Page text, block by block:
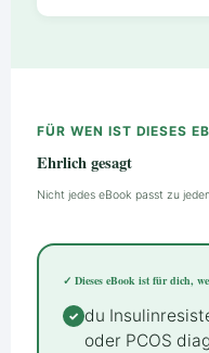
FÜR WEN IST DIESES
Ehrlich gesagt
Nicht jedes eBook passt zu
✓ Dieses eBook ist für dich,
du
oder PCOS